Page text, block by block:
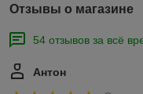
Отзывы о магазине
54 отзывов за всё
Антон